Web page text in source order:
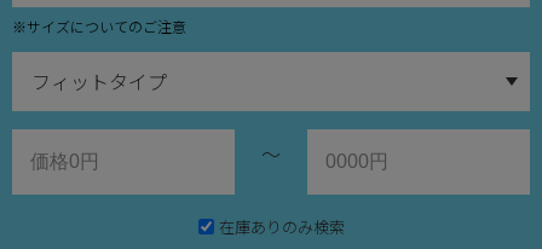
※サイズについてのご注意
～
在庫ありのみ検索